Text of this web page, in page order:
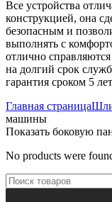
Все устройства
конструкцией, она
безопасным и
выполнять с
отлично
на долгий срок
гарантия сроком 5
Главная страница
машины
Показать боковую
No products were